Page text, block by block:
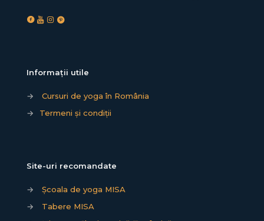
Informații utile
→
Cursuri de yoga în România
→
Termeni și condiții
Site-uri recomandate
→
Școala de yoga MISA
→
Tabere MISA